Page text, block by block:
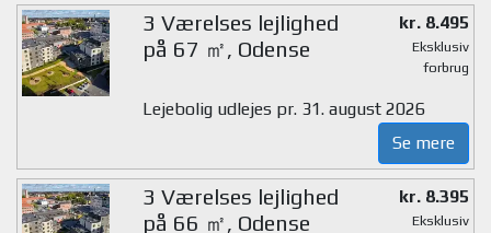
3 Værelses lejlighed
på 67 ㎡, Odense
kr. 8.495
Eksklusiv
forbrug
Lejebolig udlejes pr. 31. august 2026
Se mere
3 Værelses lejlighed
på 66 ㎡, Odense
kr. 8.395
Eksklusiv